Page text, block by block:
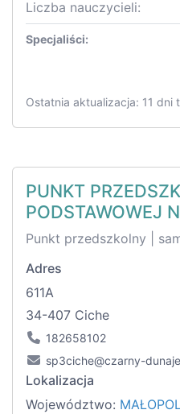
Liczba nauczycieli:
Specjaliści:
Ostatnia aktualizacja: 11 dni
PUNKT
PODSTAWOWEJ
Punkt przedszkolny |
Adres
611A
34-407 Ciche
182658102
sp3ciche@czarny-
Lokalizacja
Województwo: